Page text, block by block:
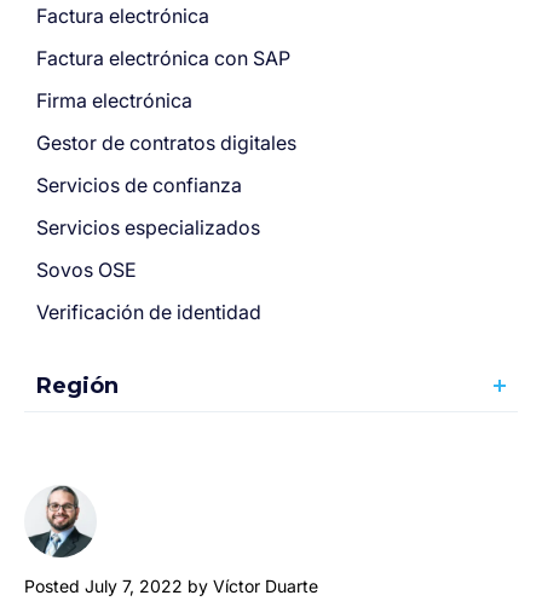
Factura electrónica
Factura electrónica con SAP
Firma electrónica
Gestor de contratos digitales
Servicios de confianza
Servicios especializados
Sovos OSE
Verificación de identidad
Región
Posted July 7, 2022 by Víctor Duarte